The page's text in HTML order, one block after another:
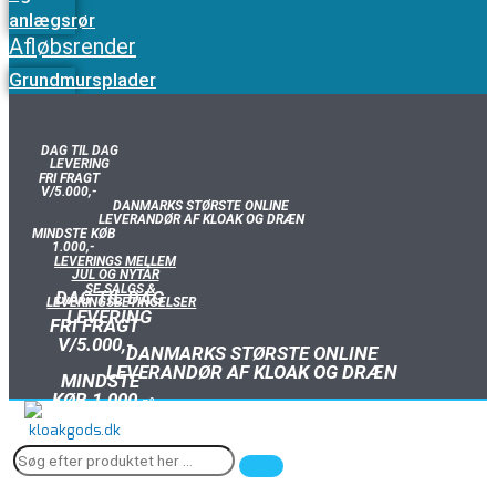
anlægsrør
Afløbsrender
Grundmursplader
DAG TIL DAG
LEVERING
FRI FRAGT
V/5.000,-
DANMARKS STØRSTE ONLINE
LEVERANDØR AF KLOAK OG DRÆN
MINDSTE KØB
1.000,-
LEVERINGS MELLEM
JUL OG NYTÅR
SE SALGS &
LEVERINGSBETINGELSER
DAG TIL DAG
LEVERING
FRI FRAGT
V/5.000,-DANMARKS STØRSTE ONLINE
LEVERANDØR AF KLOAK OG DRÆN
MINDSTE
KØB 1.000,-